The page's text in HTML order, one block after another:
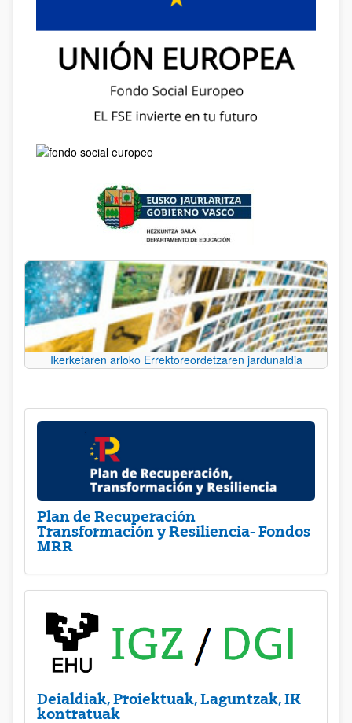
Ikerketaren arloko Errektoreordetzaren jardunaldia
Plan de Recuperación
Transformación y Resiliencia- Fondos
MRR
Deialdiak, Proiektuak, Laguntzak, IK
kontratuak